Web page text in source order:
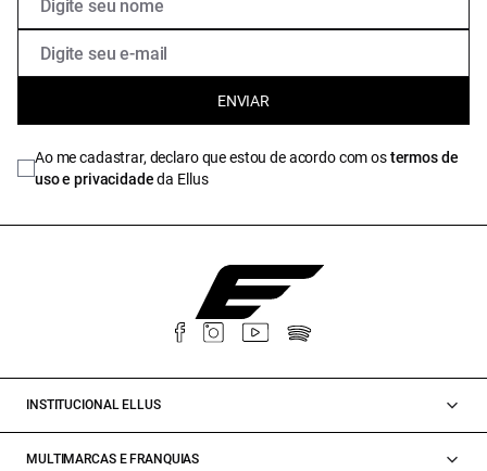
ENVIAR
Ao me cadastrar, declaro que estou de acordo com ostermos de
uso e privacidadeda Ellus
INSTITUCIONAL ELLUS
MULTIMARCAS E FRANQUIAS